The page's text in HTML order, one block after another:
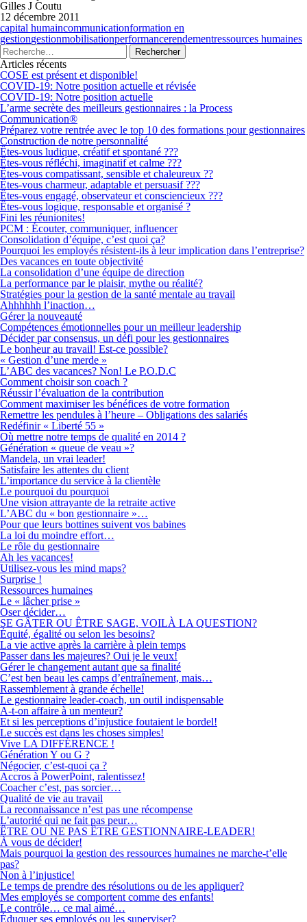
Gilles J Coutu
12 décembre 2011
capital humaincommunicationformation en
gestiongestionmobilisationperformancerendementressources humaines
Articles récents
COSE est présent et disponible!
COVID-19: Notre position actuelle et révisée
COVID-19: Notre position actuelle
L’arme secrète des meilleurs gestionnaires : la Process
Communication®
Préparez votre rentrée avec le top 10 des formations pour gestionnaires
Construction de notre personnalité
Êtes-vous ludique, créatif et spontané ???
Êtes-vous réfléchi, imaginatif et calme ???
Êtes-vous compatissant, sensible et chaleureux ??
Êtes-vous charmeur, adaptable et persuasif ???
Êtes-vous engagé, observateur et consciencieux ???
Êtes-vous logique, responsable et organisé ?
Fini les réunionites!
PCM : Écouter, communiquer, influencer
Consolidation d’équipe, c’est quoi ça?
Pourquoi les employés résistent-ils à leur implication dans l’entreprise?
Des vacances en toute objectivité
La consolidation d’une équipe de direction
La performance par le plaisir, mythe ou réalité?
Stratégies pour la gestion de la santé mentale au travail
Ahhhhhh l’inaction…
Gérer la nouveauté
Compétences émotionnelles pour un meilleur leadership
Décider par consensus, un défi pour les gestionnaires
Le bonheur au travail! Est-ce possible?
« Gestion d’une merde »
L’ABC des vacances? Non! Le P.O.D.C
Comment choisir son coach ?
Réussir l’évaluation de la contribution
Comment maximiser les bénéfices de votre formation
Remettre les pendules à l’heure – Obligations des salariés
Redéfinir « Liberté 55 »
Où mettre notre temps de qualité en 2014 ?
Génération « queue de veau »?
Mandela, un vrai leader!
Satisfaire les attentes du client
L’importance du service à la clientèle
Le pourquoi du pourquoi
Une vision attrayante de la retraite active
L’ABC du « bon gestionnaire »…
Pour que leurs bottines suivent vos babines
La loi du moindre effort…
Le rôle du gestionnaire
Ah les vacances!
Utilisez-vous les mind maps?
Surprise !
Ressources humaines
Le « lâcher prise »
Oser décider…
SE GÂTER OU ÊTRE SAGE, VOILÀ LA QUESTION?
Équité, égalité ou selon les besoins?
La vie active après la carrière à plein temps
Passer dans les majeures? Oui je le veux!
Gérer le changement autant que sa finalité
C’est ben beau les camps d’entraînement, mais…
Rassemblement à grande échelle!
Le gestionnaire leader-coach, un outil indispensable
A-t-on affaire à un menteur?
Et si les perceptions d’injustice foutaient le bordel!
Le succès est dans les choses simples!
Vive LA DIFFÉRENCE !
Génération Y ou G ?
Négocier, c’est-quoi ça ?
Accros à PowerPoint, ralentissez!
Coacher c’est, pas sorcier…
Qualité de vie au travail
La reconnaissance n’est pas une récompense
L’autorité qui ne fait pas peur…
ÊTRE OU NE PAS ÊTRE GESTIONNAIRE-LEADER!
À vous de décider!
Mais pourquoi la gestion des ressources humaines ne marche-t’elle
pas?
Non à l’injustice!
Le temps de prendre des résolutions ou de les appliquer?
Mes employés se comportent comme des enfants!
Le contrôle… ce mal aimé…
Éduquer ses employés ou les superviser?